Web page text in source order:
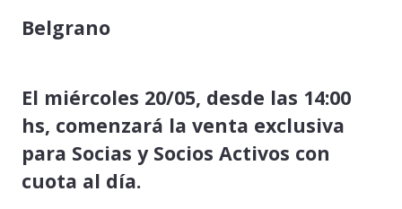
Belgrano
El miércoles 20/05, desde las 14:00
hs, comenzará la venta exclusiva
para Socias y Socios Activos con
cuota al día.